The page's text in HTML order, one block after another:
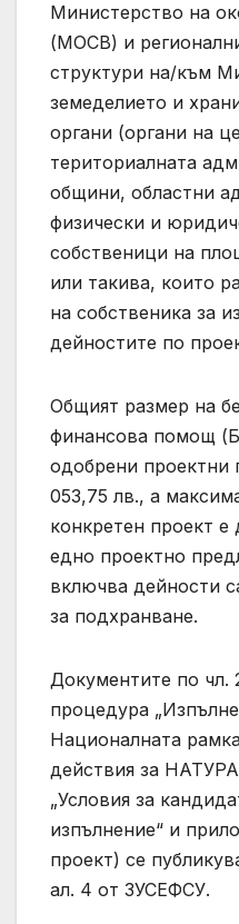
Министерство на
(МОСВ) и
структури на/към
земеделието и
органи (органи на
териториалната
общини, областни
физически и
собственици на
или такива, които
на собственика за
дейностите по
Общият размер на
финансова помощ
одобрени проектни
053,75 лв., а
конкретен проект е
едно проектно
включва дейности
за подхранване.
Документите по чл.
процедура
Националната
действия за
„Условия за
изпълнение“ и
проект) се
ал. 4 от ЗУСЕФСУ.